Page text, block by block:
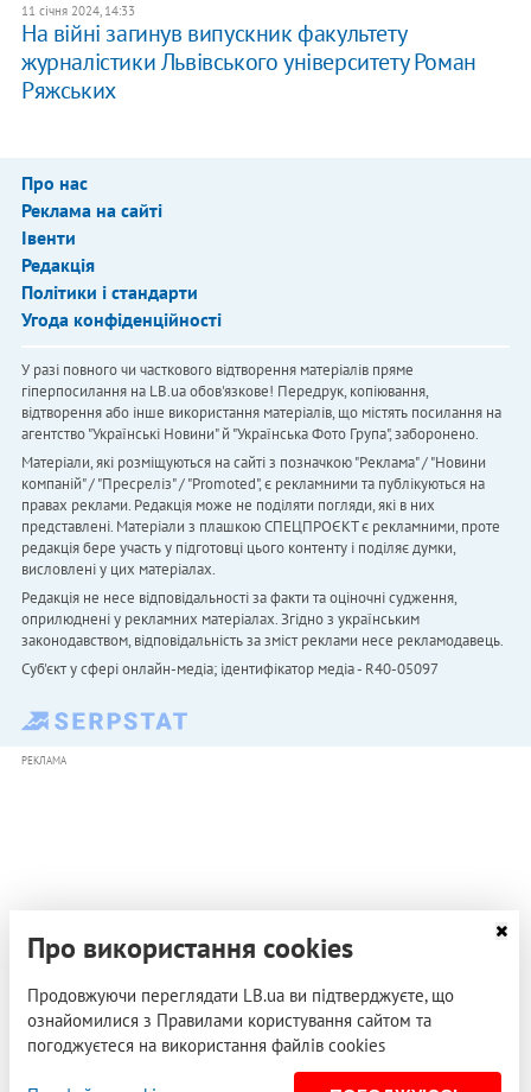
11 січня 2024, 14:33
На війні загинув випускник факультету
журналістики Львівського університету Роман
Ряжських
Про нас
Реклама на сайті
Івенти
Редакція
Політики і стандарти
Угода конфіденційності
У разі повного чи часткового відтворення матеріалів пряме
гіперпосилання на LB.ua обов'язкове! Передрук, копіювання,
відтворення або інше використання матеріалів, що містять посилання на
агентство "Українськi Новини" й "Українська Фото Група", заборонено.
Матеріали, які розміщуються на сайті з позначкою "Реклама" / "Новини
компаній" / "Пресреліз" / "Promoted", є рекламними та публікуються на
правах реклами. Редакція може не поділяти погляди, які в них
представлені. Матеріали з плашкою СПЕЦПРОЄКТ є рекламними, проте
редакція бере участь у підготовці цього контенту і поділяє думки,
висловлені у цих матеріалах.
Редакція не несе відповідальності за факти та оціночні судження,
оприлюднені у рекламних матеріалах. Згідно з українським
законодавством, відповідальність за зміст реклами несе рекламодавець.
Cуб'єкт у сфері онлайн-медіа; ідентифікатор медіа - R40-05097
РЕКЛАМА
Про використання cookies
Продовжуючи переглядати LB.ua ви підтверджуєте, що
ознайомилися з Правилами користування сайтом та
погоджуєтеся на використання файлів cookies